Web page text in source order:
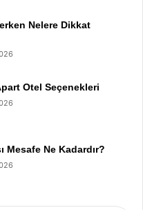
Nelere Dikkat
Otel Seçenekleri
Mesafe Ne Kadardır?